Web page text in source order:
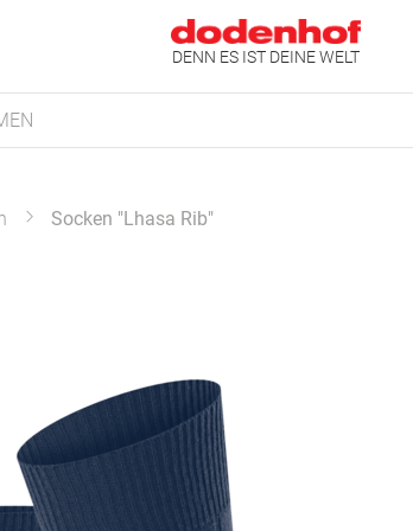
DENN ES IST DEINE WELT
Socken "Lhasa Rib"